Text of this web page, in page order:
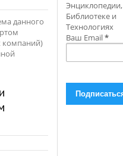
данного
компаний)
Энциклопедии,
Библиотеке и
Технологиях
Ваш Email*